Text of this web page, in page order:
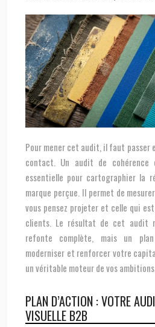
Pour mener cet audit, il faut passer
contact. Un audit de cohérence
essentielle pour cartographier la
marque perçue. Il permet de
vous pensez projeter et celle qui
clients. Le résultat de cet audit
refonte complète, mais un
moderniser et renforcer votre
un véritable moteur de vos ambitions.
PLAN D’ACTION : VOTRE
VISUELLE B2B